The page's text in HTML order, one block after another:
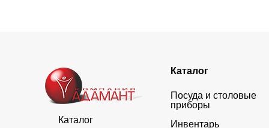
Каталог
Каталог
Посуда и столовые
приборы
Инвентарь